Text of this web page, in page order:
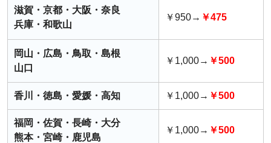
滋賀・京都・大阪・奈良
兵庫・和歌山
￥950→ ￥475
岡山・広島・鳥取・島根
山口
￥1,000→ ￥500
香川・徳島・愛媛・高知 ￥1,000→ ￥500
福岡・佐賀・長崎・大分
熊本・宮崎・鹿児島
￥1,000→ ￥500